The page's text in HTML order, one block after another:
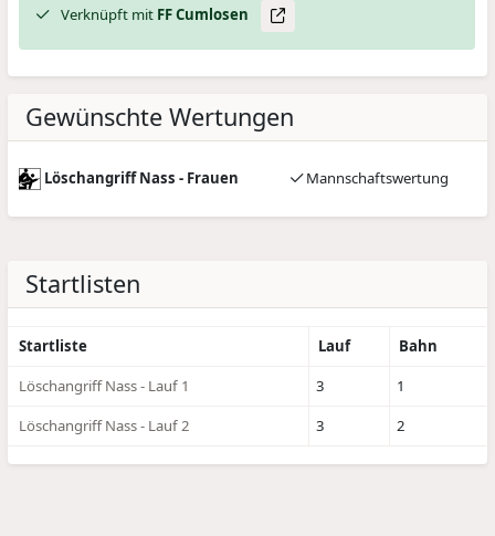
Verknüpft mit FF Cumlosen
Gewünschte Wertungen
Löschangriff Nass - Frauen Mannschaftswertung
Startlisten
Startliste Lauf
Bahn
Löschangriff Nass - Lauf 1
3
1
Löschangriff Nass - Lauf 2
3 2